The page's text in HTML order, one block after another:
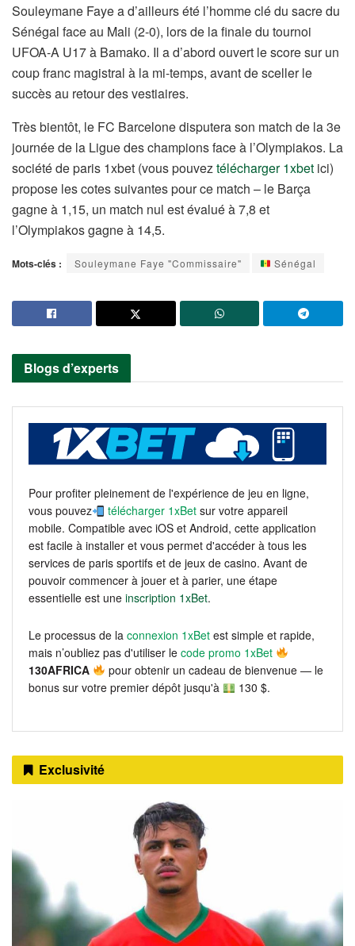
Souleymane Faye a d’ailleurs été l’homme clé du sacre du
Sénégal face au Mali (2-0), lors de la finale du tournoi
UFOA-A U17 à Bamako. Il a d’abord ouvert le score sur un
coup franc magistral à la mi-temps, avant de sceller le
succès au retour des vestiaires.
Très bientôt, le FC Barcelone disputera son match de la 3e
journée de la Ligue des champions face à l’Olympiakos. La
société de paris 1xbet (vous pouvez télécharger 1xbet ici)
propose les cotes suivantes pour ce match – le Barça
gagne à 1,15, un match nul est évalué à 7,8 et
l’Olympiakos gagne à 14,5.
Mots-clés : Souleymane Faye "Commissaire" Sénégal
Blogs d’experts
Pour profiter pleinement de l'expérience de jeu en ligne,
vous pouvez
télécharger 1xBet sur votre appareil
mobile. Compatible avec iOS et Android, cette application
est facile à installer et vous permet d'accéder à tous les
services de paris sportifs et de jeux de casino. Avant de
pouvoir commencer à jouer et à parier, une étape
essentielle est une inscription 1xBet.
Le processus de la connexion 1xBet est simple et rapide,
mais n’oubliez pas d'utiliser le code promo 1xBet
130AFRICA
pour obtenir un cadeau de bienvenue — le
bonus sur votre premier dépôt jusqu'à
130 $.
Exclusivité